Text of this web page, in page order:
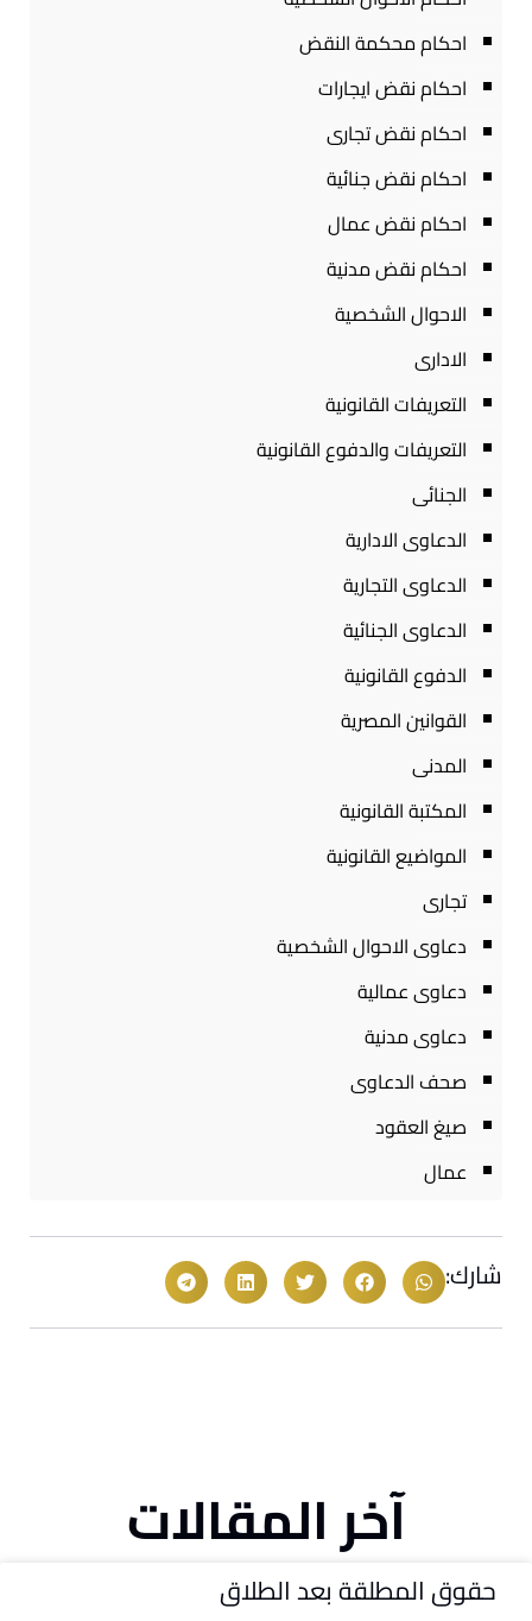
احكام محكمة النقض
احكام نقض ايجارات
احكام نقض تجارى
احكام نقض جنائية
احكام نقض عمال
احكام نقض مدنية
الاحوال الشخصية
الادارى
التعريفات القانونية
التعريفات والدفوع القانونية
الجنائى
الدعاوى الادارية
الدعاوى التجارية
الدعاوى الجنائية
الدفوع القانونية
القوانين المصرية
المدنى
المكتبة القانونية
المواضيع القانونية
تجارى
دعاوى الاحوال الشخصية
دعاوى عمالية
دعاوى مدنية
صحف الدعاوى
صيغ العقود
عمال
شارك:
آخر المقالات
حقوق المطلقة بعد الطلاق